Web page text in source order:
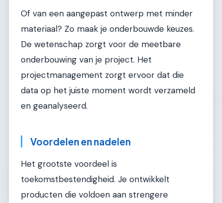
Of van een aangepast ontwerp met minder
materiaal? Zo maak je onderbouwde keuzes.
De wetenschap zorgt voor de meetbare
onderbouwing van je project. Het
projectmanagement zorgt ervoor dat die
data op het juiste moment wordt verzameld
en geanalyseerd.
Voordelen en nadelen
Het grootste voordeel is
toekomstbestendigheid. Je ontwikkelt
producten die voldoen aan strengere